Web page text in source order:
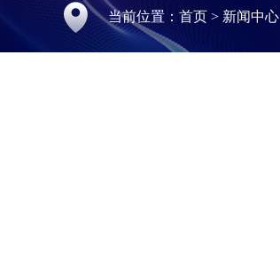
当前位置： 首页 > 新闻中心